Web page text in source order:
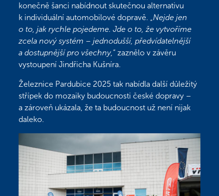
konečně šanci nabídnout skutečnou alternativu
k individuální automobilové dopravě. „ Nejde jen
o to, jak rychle pojedeme. Jde o to, že vytvoříme
zcela nový systém – jednodušší, předvídatelnější
a dostupnější pro všechny, “ zaznělo v závěru
vystoupení Jindřicha Kušníra.
Železnice Pardubice 2025 tak nabídla další důležitý
střípek do mozaiky budoucnosti české dopravy –
a zároveň ukázala, že ta budoucnost už není nijak
daleko.